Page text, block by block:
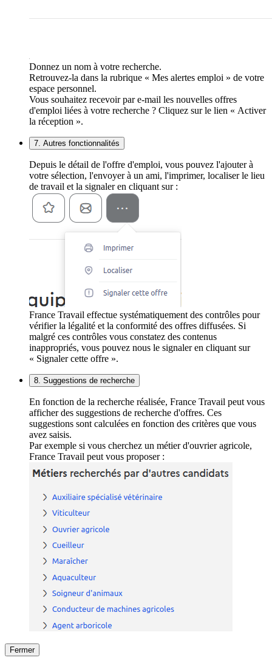
Donnez un nom à votre recherche.
Retrouvez-la dans la rubrique « Mes alertes emploi » de votre
espace personnel.
Vous souhaitez recevoir par e-mail les nouvelles offres
d'emploi liées à votre recherche ? Cliquez sur le lien « Activer
la réception ».
7. Autres fonctionnalités
Depuis le détail de l'offre d'emploi, vous pouvez l'ajouter à
votre sélection, l'envoyer à un ami, l'imprimer, localiser le lieu
de travail et la signaler en cliquant sur :
France Travail effectue systématiquement des contrôles pour
vérifier la légalité et la conformité des offres diffusées. Si
malgré ces contrôles vous constatez des contenus
inappropriés, vous pouvez nous le signaler en cliquant sur
« Signaler cette offre ».
8. Suggestions de recherche
En fonction de la recherche réalisée, France Travail peut vous
afficher des suggestions de recherche d'offres. Ces
suggestions sont calculées en fonction des critères que vous
avez saisis.
Par exemple si vous cherchez un métier d'ouvrier agricole,
France Travail peut vous proposer :
Fermer